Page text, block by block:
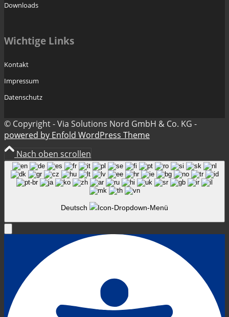
Downloads
Wichtige Links
Kontakt
Impressum
Datenschutz
© Copyright - Via Solutions Nord GmbH & Co. KG -
powered by Enfold WordPress Theme
Nach oben scrollen
Deutsch